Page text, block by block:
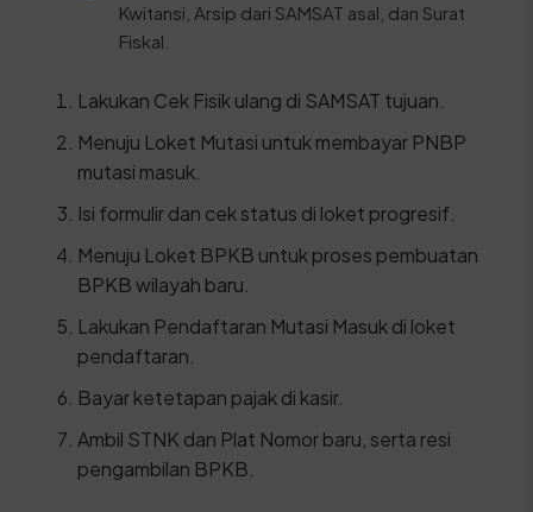
Kwitansi, Arsip dari SAMSAT asal, dan Surat
Fiskal.
Lakukan Cek Fisik ulang di SAMSAT tujuan.
Menuju Loket Mutasi untuk membayar PNBP
mutasi masuk.
Isi formulir dan cek status di loket progresif.
Menuju Loket BPKB untuk proses pembuatan
BPKB wilayah baru.
Lakukan Pendaftaran Mutasi Masuk di loket
pendaftaran.
Bayar ketetapan pajak di kasir.
Ambil STNK dan Plat Nomor baru, serta resi
pengambilan BPKB.